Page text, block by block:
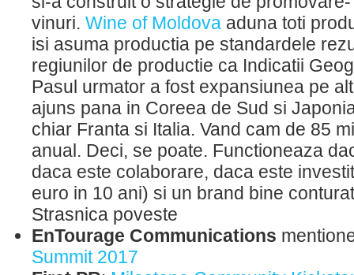
vinuri. Wine of Moldova aduna toti
isi asuma productia pe standardele
regiunilor de productie ca Indicatii
Pasul urmator a fost expansiunea pe
ajuns pana in Coreea de Sud si
chiar Franta si Italia. Vand cam de 85
anual. Deci, se poate. Functioneaza
daca este colaborare, daca este
euro in 10 ani) si un brand bine
Strasnica poveste
EnTourage Communications
Summit 2017